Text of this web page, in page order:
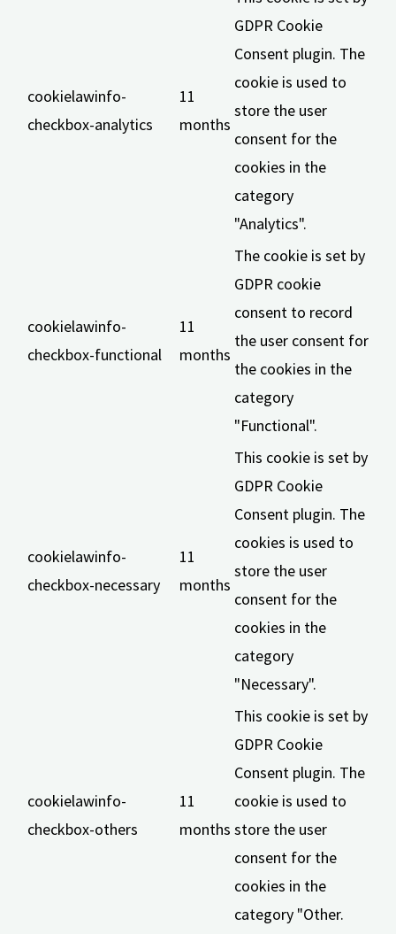
cookielawinfo-
checkbox-analytics
11
months
GDPR Cookie
Consent plugin. The
cookie is used to
store the user
consent for the
cookies in the
category
"Analytics".
cookielawinfo-
checkbox-functional
11
months
The cookie is set by
GDPR cookie
consent to record
the user consent for
the cookies in the
category
"Functional".
cookielawinfo-
checkbox-necessary
11
months
This cookie is set by
GDPR Cookie
Consent plugin. The
cookies is used to
store the user
consent for the
cookies in the
category
"Necessary".
cookielawinfo-
checkbox-others
11
months
This cookie is set by
GDPR Cookie
Consent plugin. The
cookie is used to
store the user
consent for the
cookies in the
category "Other.